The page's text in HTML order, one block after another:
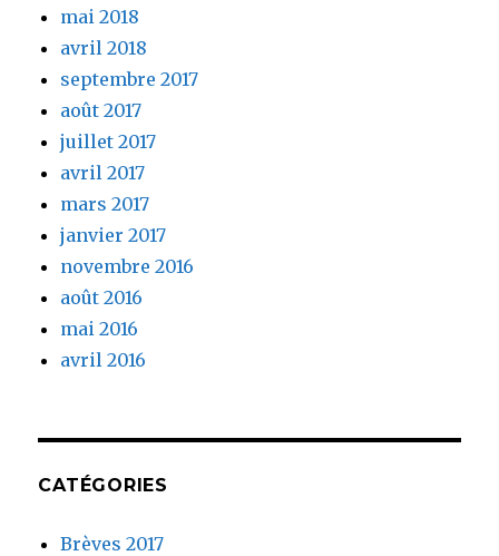
mai 2018
avril 2018
septembre 2017
août 2017
juillet 2017
avril 2017
mars 2017
janvier 2017
novembre 2016
août 2016
mai 2016
avril 2016
CATÉGORIES
Brèves 2017